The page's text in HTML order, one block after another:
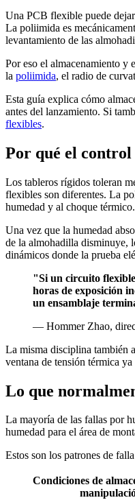
Una PCB flexible puede
La poliimida es
levantamiento de las
Por eso el almacenamiento y
la poliimida, el radio de
Esta guía explica cómo
antes del lanzamiento. Si
flexibles.
Por qué el control
Los tableros rígidos toleran
flexibles son diferentes. La
humedad y al choque térmico.
Una vez que la humedad
de la almohadilla disminuye,
dinámicos donde la prueba
"Si un circuito
horas de exposición
un ensamblaje
— Hommer Zhao,
La misma disciplina también
ventana de tensión térmica
Lo que
La mayoría de las fallas por
humedad para el área de
Estos son los patrones de
Condiciones de